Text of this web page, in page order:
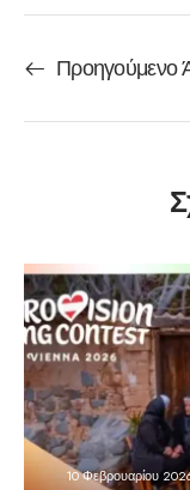
Προηγούμενο
10 Φεβρουαρίου